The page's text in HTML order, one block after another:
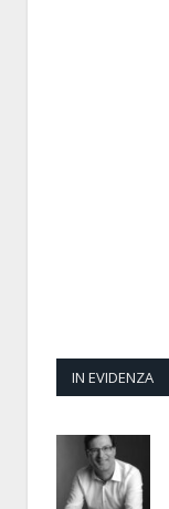
IN EVIDENZA